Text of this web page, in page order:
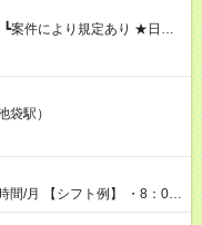
に現金GET♪ お仕事後はコ
試用期間】試
袋駅）
・8：00